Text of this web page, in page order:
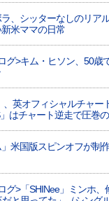
、シッターなしのリア
米ママの日常
グ>キム・ヒソン、50
、英オフィシャルチャ
はチャート逆走で圧巻
」米国版スピンオフが制
グ>「SHINee」ミンホ